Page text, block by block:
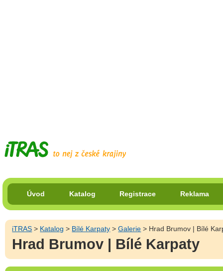
Úvod Katalog Registrace Reklama
iTRAS > Katalog > Bílé Karpaty >Galerie > Hrad Brumov | Bílé
Hrad Brumov | Bílé Karpaty